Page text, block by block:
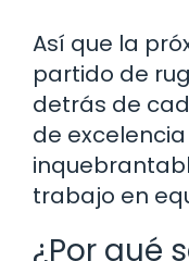
Así que la
partido de
detrás de
de
trabajo en
¿Por qué